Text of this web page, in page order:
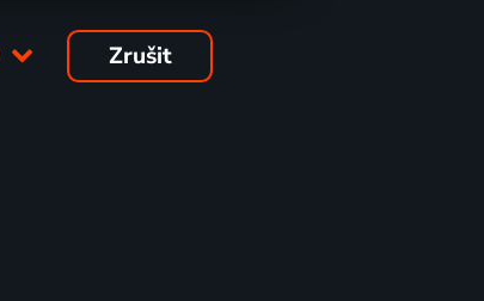
Zrušit